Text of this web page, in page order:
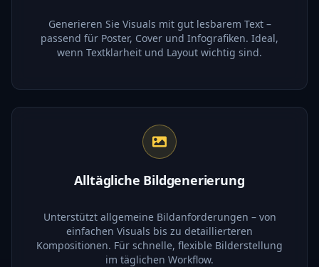
Generieren Sie Visuals mit gut lesbarem Text –
passend für Poster, Cover und Infografiken. Ideal,
wenn Textklarheit und Layout wichtig sind.
Alltägliche Bildgenerierung
Unterstützt allgemeine Bildanforderungen – von
einfachen Visuals bis zu detaillierteren
Kompositionen. Für schnelle, flexible Bilderstellung
im täglichen Workflow.